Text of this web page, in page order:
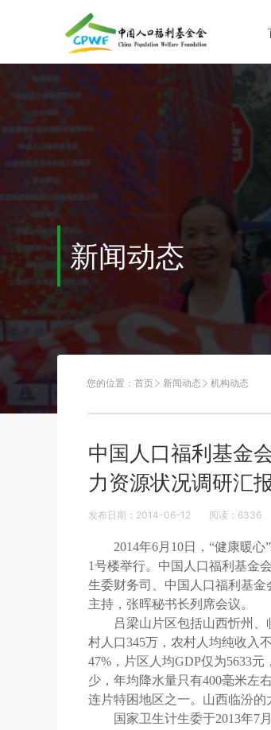
新闻动态
您的位置： 首页 新闻动态 机构动态
中国人口福利基金
力资源状况调研汇
发布日期：2014-06-12 阅读： 6336
2014年6月10日，“健康暖
1号楼举行。中国人口福利基金
生委财务司、中国人口福利基
主持，张晖秘书长列席会议。
吕梁山片区包括山西忻州
村人口345万，农村人均纯收入
47%，片区人均GDP仅为5633
少，年均降水量只有400毫米左
连片特困地区之一。山西临汾
国家卫生计生委于2013年7